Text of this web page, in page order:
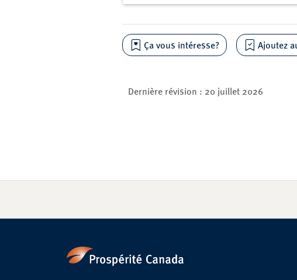
Ça vous intéresse? Ajoutez
Dernière révision : 20 juillet 2026